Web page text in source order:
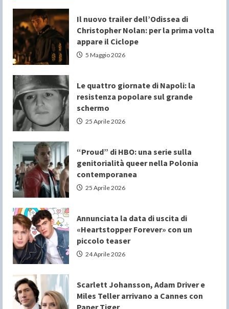
Il nuovo trailer dell’Odissea di
Christopher Nolan: per la prima volta
appare il Ciclope
5 Maggio 2026
Le quattro giornate di Napoli: la
resistenza popolare sul grande
schermo
25 Aprile 2026
“Proud” di HBO: una serie sulla
genitorialità queer nella Polonia
contemporanea
25 Aprile 2026
Annunciata la data di uscita di
«Heartstopper Forever» con un
piccolo teaser
24 Aprile 2026
Scarlett Johansson, Adam Driver e
Miles Teller arrivano a Cannes con
Paper Tiger